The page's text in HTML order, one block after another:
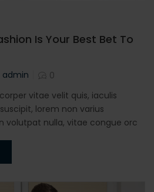
Is Your Best Bet To
admin
0
vitae velit quis, iaculis
lorem non varius
volutpat nulla, vitae congue orc